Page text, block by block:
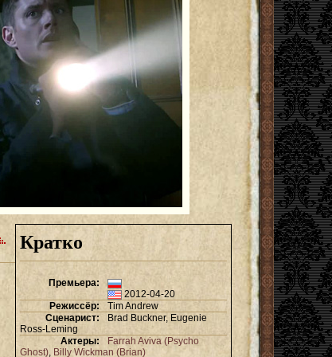
Кратко
Премьера:
2012-04-20
Режиссёр:
Tim Andrew
Сценарист:
Brad Buckner, Eugenie
Ross-Leming
Актеры:
Farrah Aviva (Psycho
Ghost), Billy Wickman (Brian)